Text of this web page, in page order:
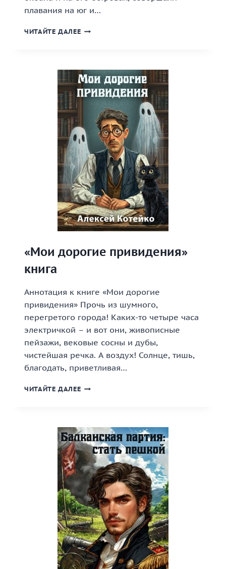
плавания на юг и…
ЧИТАЙТЕ ДАЛЕЕ «ПОРОХ
«Мои дорогие привидения»
книга
Аннотация к книге «Мои дорогие
привидения» Прочь из шумного,
перегретого города! Каких-то четыре часа
электричкой – и вот они, живописные
пейзажи, вековые сосны и дубы,
чистейшая речка. А воздух! Солнце, тишь,
благодать, приветливая…
ЧИТАЙТЕ ДАЛЕЕ «МОИ